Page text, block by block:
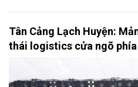
Tân Cảng Lạch Huyện:
thái logistics cửa ngõ phía